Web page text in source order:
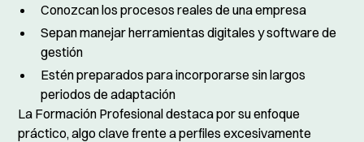
Conozcan los procesos reales de una empresa
Sepan manejar herramientas digitales y software de
gestión
Estén preparados para incorporarse sin largos
periodos de adaptación
La Formación Profesional destaca por su enfoque
práctico, algo clave frente a perfiles excesivamente